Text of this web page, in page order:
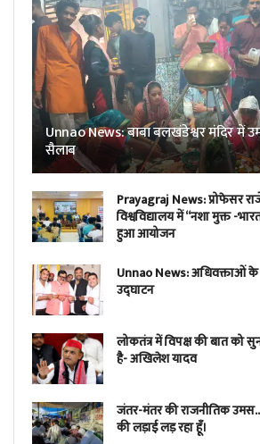
Unnao News: बाबा बलखंडेश्वर मंदिर में
सैलाब
Prayagraj News: प्रोफेसर
विश्वविद्यालय में “नशा मुक्त -
हुआ आयोजन
Unnao News: अधिवक्ताओं के
उद्घाटन
लोकतंत्र में विपक्ष की बात को
है- अखिलेश यादव
जंतर-मंतर की राजनीतिक
की लड़ाई लड़ रहा हूँ।